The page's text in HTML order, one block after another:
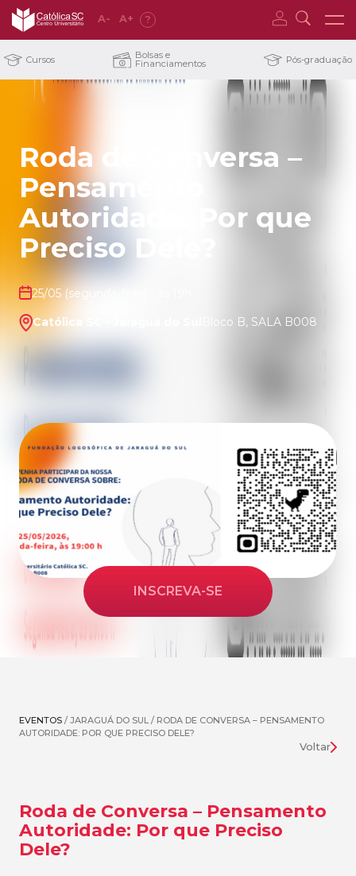
A- A+ ?
Cursos Bolsas e
Financiamentos Pós-graduação
INSCREVA-SE
Roda de Conversa –
Pensamento
Autoridade: Por que
Preciso Dele?
25/05 (segunda-feira) - às 19h
Católica SC - Jaraguá do Sul
Bloco B, SALA B008
EVENTOS / JARAGUÁ DO SUL / RODA DE CONVERSA – PENSAMENTO
AUTORIDADE: POR QUE PRECISO DELE?
Voltar
Roda de Conversa – Pensamento
Autoridade: Por que Preciso
Dele?